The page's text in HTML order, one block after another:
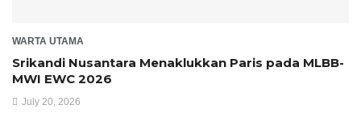
WARTA UTAMA
Srikandi Nusantara Menaklukkan Paris pada MLBB-
MWI EWC 2026
July 20, 2026